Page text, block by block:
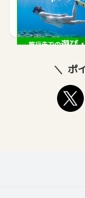
2.5%
ポ